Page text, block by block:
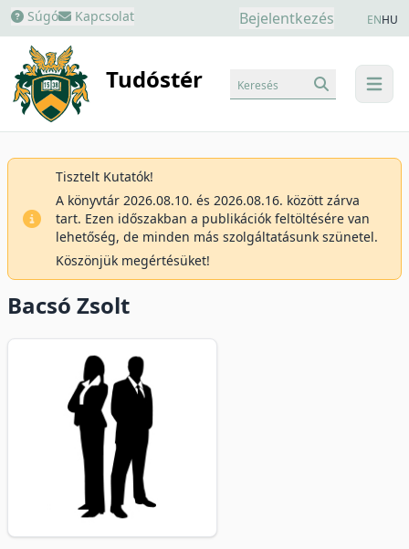
Súgó Kapcsolat Bejelentkezés ENHU
Tudóstér menu
Keresés
Tisztelt Kutatók!
A könyvtár 2026.08.10. és 2026.08.16. között zárva
tart. Ezen időszakban a publikációk feltöltésére van
lehetőség, de minden más szolgáltatásunk szünetel.
Köszönjük megértésüket!
Bacsó Zsolt